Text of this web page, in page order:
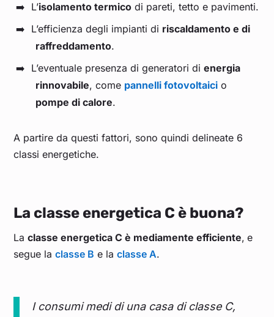
L’isolamento termico di pareti, tetto e pavimenti.
L’efficienza degli impianti di riscaldamento e di
raffreddamento.
L’eventuale presenza di generatori di energia
rinnovabile, come pannelli fotovoltaici o
pompe di calore.
A partire da questi fattori, sono quindi delineate 6
classi energetiche.
La classe energetica C è buona?
Laclasse energetica C è mediamente efficiente, e
segue laclasse B e laclasse A.
I consumi medi di una casa di classe C,